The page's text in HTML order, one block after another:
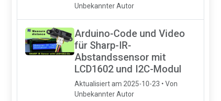
Unbekannter Autor
Arduino-Code und Video
für Sharp-IR-
Abstandssensor mit
LCD1602 und I2C-Modul
Aktualisiert am 2025-10-23 • Von
Unbekannter Autor